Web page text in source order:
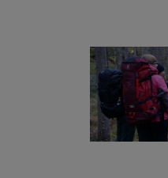
materiaalimaksun
vahvistuksen sekä
vaelluksen jälkeen. Tämän
liikuntaedulla. Lisätietoa